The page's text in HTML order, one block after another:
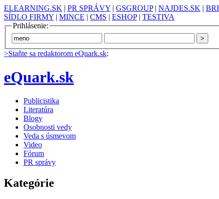
ELEARNING.SK | PR SPRÁVY | GSGROUP| NAJDES.SK |
SÍDLO FIRMY | MINCE | CMS | ESHOP| TESTIVA
Prihlásenie:
>Staňte sa redaktorom eQuark.sk:
eQuark.sk
Publicistika
Literatúra
Blogy
Osobnosti vedy
Veda s úsmevom
Video
Fórum
PR správy
Kategórie